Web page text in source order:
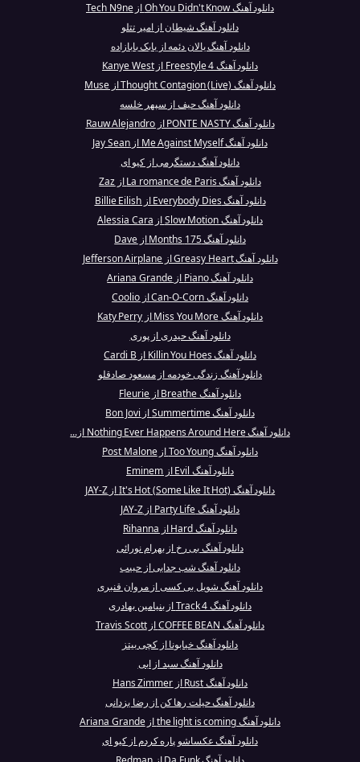
دانلود آهنگ Oh You Didn't Know از Tech N9ne
دانلود آهنگ شیطان از امیر تتلو
دانلود آهنگ یالان دئمه از بابک بابازاده
دانلود آهنگ Freestyle 4 از Kanye West
دانلود آهنگ Thought Contagion (Live) از Muse
دانلود آهنگ حیف از سپهر خلسه
دانلود آهنگ PONTE NASTY از Rauw Alejandro
دانلود آهنگ Me Against Myself از Jay Sean
دانلود آهنگ دستگرمی از کیو ای
دانلود آهنگ La romance de Paris از Zaz
دانلود آهنگ Everybody Dies از Billie Eilish
دانلود آهنگ Slow Motion از Alessia Cara
دانلود آهنگ 175 Months از Dave
دانلود آهنگ Greasy Heart از Jefferson Airplane
دانلود آهنگ Piano از Ariana Grande
دانلود آهنگ Can-O-Corn از Coolio
دانلود آهنگ Miss You More از Katy Perry
دانلود آهنگ حیدری از پوری
دانلود آهنگ Killin You Hoes از Cardi B
دانلود آهنگ زندگی خودمه از مسعود صادقلو
دانلود آهنگ Breathe از Fleurie
دانلود آهنگ Summertime از Bon Jovi
دانلود آهنگ Nothing Ever Happens Around Here از...
دانلود آهنگ Too Young از Post Malone
دانلود آهنگ Evil از Eminem
دانلود آهنگ It's Hot (Some Like It Hot) از JAY-Z
دانلود آهنگ Party Life از JAY-Z
دانلود آهنگ Hard از Rihanna
دانلود آهنگ بی‌ رخ از بهرام نورائی
دانلود آهنگ شب جدایی از حبیب
دانلود آهنگ شویل بی کسی از مروان قنبری
دانلود آهنگ Track 4 از بنیامین بهادری
دانلود آهنگ COFFEE BEAN از Travis Scott
دانلود آهنگ خیابونا از کچی بیتز
دانلود آهنگ سبد از ابی
دانلود آهنگ Rust از Hans Zimmer
دانلود آهنگ حیلت رها کن از رضا یزدانی
دانلود آهنگ the light is coming از Ariana Grande
دانلود آهنگ عکساشو پاره کردم از کیو ای